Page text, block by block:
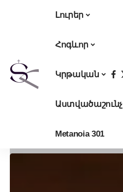
Լուրեր
Հոգևոր
Կրթական
Աստվածաշունչ
Metanoia 301